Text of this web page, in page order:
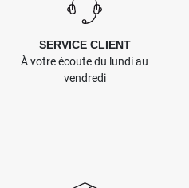
SERVICE CLIENT
À votre écoute du lundi au
vendredi